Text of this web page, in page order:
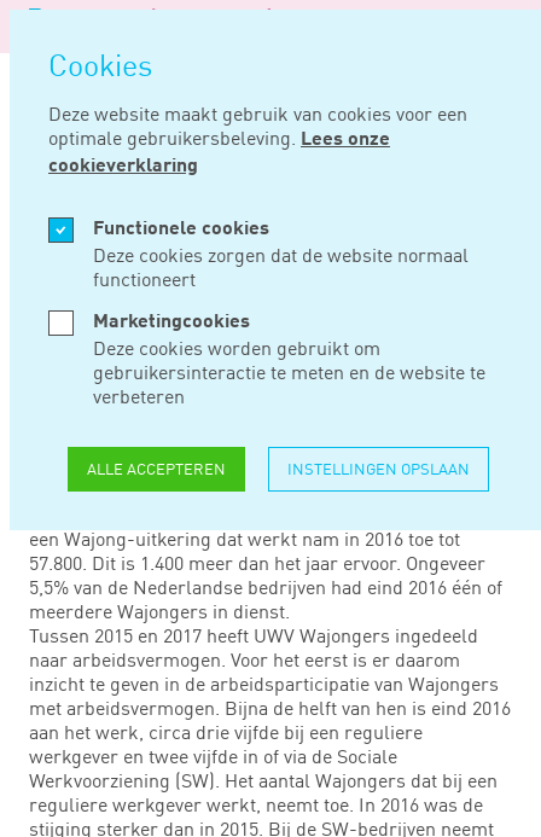
overslaan
Cookies
Deze website maakt gebruik van cookies voor een
optimale gebruikersbeleving. Lees onze
cookieverklaring
Functionele cookies
Deze cookies zorgen dat de website normaal
functioneert
Marketingcookies
Deze cookies worden gebruikt om
gebruikersinteractie te meten en de website te
verbeteren
ALLE ACCEPTEREN INSTELLINGEN OPSLAAN
Logo
Noord
Negentig
Home Nieuws Arbeidsparticipatie wajongers gestegen
MRT 02, 2018
WAJONGERS
GESTEGEN
De arbeidsparticipatie van Wajongers en mensen met
een Wajong-uitkering dat werkt nam in 2016 toe tot
57.800. Dit is 1.400 meer dan het jaar ervoor. Ongeveer
5,5% van de Nederlandse bedrijven had eind 2016 één of
meerdere Wajongers in dienst.
Tussen 2015 en 2017 heeft UWV Wajongers ingedeeld
naar arbeidsvermogen. Voor het eerst is er daarom
inzicht te geven in de arbeidsparticipatie van Wajongers
met arbeidsvermogen. Bijna de helft van hen is eind 2016
aan het werk, circa drie vijfde bij een reguliere
werkgever en twee vijfde in of via de Sociale
Werkvoorziening (SW). Het aantal Wajongers dat bij een
reguliere werkgever werkt, neemt toe. In 2016 was de
stijging sterker dan in 2015. Bij de SW-bedrijven neemt